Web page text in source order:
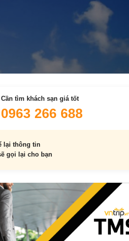
Cần tìm khách sạn giá tốt
0963 266 688
lại thông tin
gọi lại cho bạn